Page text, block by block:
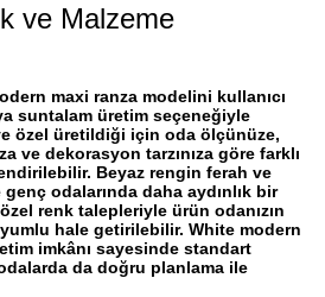
ve Malzeme
maxi ranza modelini kullanıcı
suntalam üretim seçeneğiyle
özel üretildiği için oda ölçünüze,
ve dekorasyon tarzınıza göre farklı
Beyaz rengin ferah ve
odalarında daha aydınlık bir
renk talepleriyle ürün odanızın
hale getirilebilir. White modern
imkânı sayesinde standart
da doğru planlama ile